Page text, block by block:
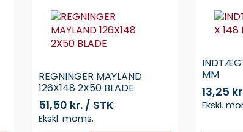
REGNINGER MAYLAND
126X148 2X50 BLADE
51,50 kr. / STK
Ekskl. moms.
MM
13,25
Ekskl.